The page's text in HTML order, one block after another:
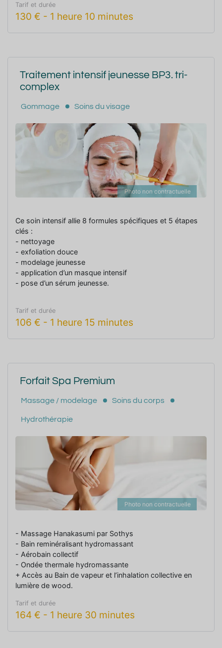
Tarif et durée
130 € - 1 heure 10 minutes
Traitement intensif jeunesse BP3. tri-
complex
Gommage Soins du visage
Photo non contractuelle
Ce soin intensif allie 8 formules spécifiques et 5 étapes
clés :
- nettoyage
- exfoliation douce
- modelage jeunesse
- application d’un masque intensif
- pose d’un sérum jeunesse.
peptides stimulent la production de collagène et
renforcent les mécanismes d’auto-défense de l’épiderme.
Tarif et durée
106 € - 1 heure 15 minutes
Forfait Spa Premium
Massage / modelage Soins du corps
Hydrothérapie
Photo non contractuelle
- Massage Hanakasumi par Sothys
- Bain reminéralisant hydromassant
- Aérobain collectif
- Ondée thermale hydromassante
+ Accès au Bain de vapeur et l’inhalation collective en
lumière de wood.
Tarif et durée
164 € - 1 heure 30 minutes